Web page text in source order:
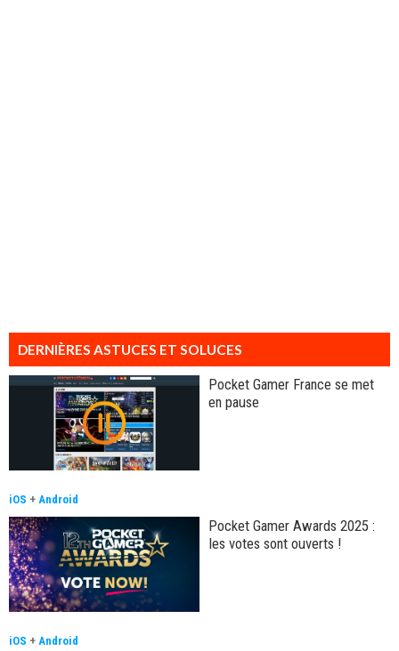
DERNIÈRES ASTUCES ET SOLUCES
Pocket Gamer France se met
en pause
iOS + Android
Pocket Gamer Awards 2025 :
les votes sont ouverts !
iOS + Android